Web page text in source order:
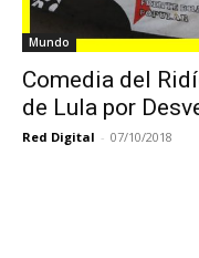
Mundo
Comedia del
de Lula por
Red Digital - 07/10/2018